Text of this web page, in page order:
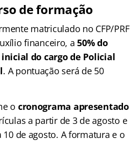
de formação
matriculado no CFP/PRF
financeiro, a50% do
do cargo de Policial
. A pontuação será de 50
o cronograma apresentado
a partir de 3 de agosto e
10 de agosto. A formatura e o